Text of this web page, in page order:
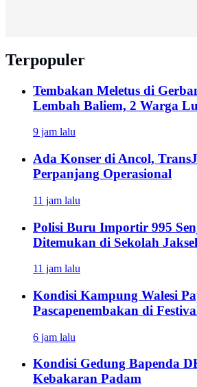
Terpopuler
Tembakan Meletus di
Lembah Baliem, 2 Warga
9 jam lalu
Ada Konser di Ancol,
Perpanjang Operasional
11 jam lalu
Polisi Buru Importir 995
Ditemukan di Sekolah Jaksel
11 jam lalu
Kondisi Kampung Walesi
Pascapenembakan di
6 jam lalu
Kondisi Gedung Bapenda
Kebakaran Padam